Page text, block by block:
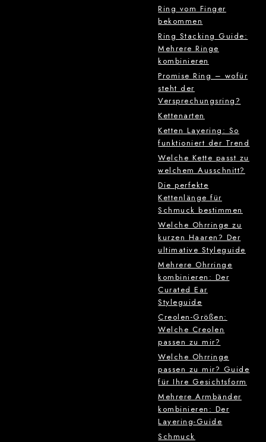
Ring vom Finger
bekommen
Ring Stacking Guide:
Mehrere Ringe
kombinieren
Promise Ring – wofür
steht der
Versprechungsring?
Kettenarten
Ketten Layering: So
funktioniert der Trend
Welche Kette passt zu
welchem Ausschnitt?
Die perfekte
Kettenlänge für
Schmuck bestimmen
Welche Ohrringe zu
kurzen Haaren? Der
ultimative Styleguide
Mehrere Ohrringe
kombinieren: Der
Curated Ear
Styleguide
Creolen-Größen:
Welche Creolen
passen zu mir?
Welche Ohrringe
passen zu mir? Guide
für Ihre Gesichtsform
Mehrere Armbänder
kombinieren: Der
Layering-Guide
Schmuck